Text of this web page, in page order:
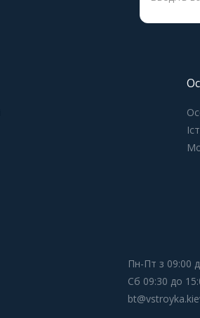
Пн-Пт з 09:00
Сб 09:30 до